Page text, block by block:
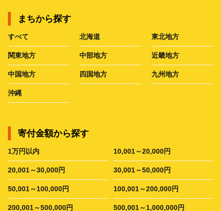
まちから探す
すべて 北海道 東北地方
関東地方 中部地方 近畿地方
中国地方 四国地方 九州地方
沖縄
寄付金額から探す
1万円以内 10,001～20,000円
20,001～30,000円 30,001～50,000円
50,001～100,000円 100,001～200,000円
200,001～500,000円 500,001～1,000,000円